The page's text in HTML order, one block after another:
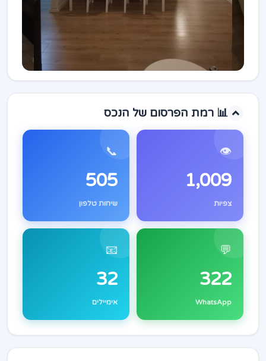
📊 רמת הפרסום של הנכס
👁️
1,009
צפיות
📞
505
שיחות טלפון
💬
322
WhatsApp
📧
32
אימיילים